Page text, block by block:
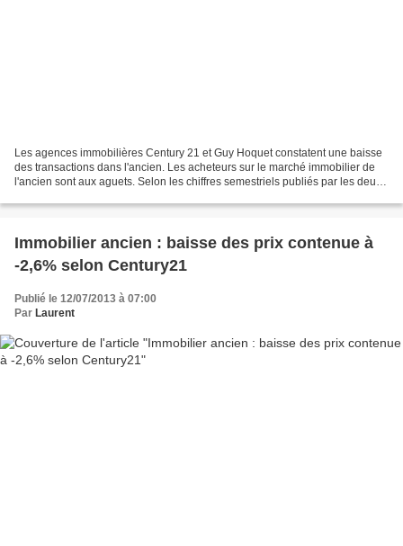
Les agences immobilières Century 21 et Guy Hoquet constatent une baisse
des transactions dans l'ancien. Les acheteurs sur le marché immobilier de
l'ancien sont aux aguets. Selon les chiffres semestriels publiés par les deux
Immobilier ancien : baisse des prix contenue à
-2,6% selon Century21
Publié le 12/07/2013 à 07:00
Par Laurent